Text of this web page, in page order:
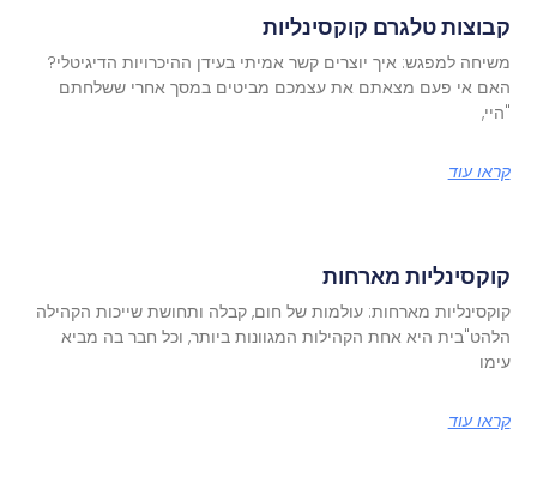
קבוצות טלגרם קוקסינליות
משיחה למפגש: איך יוצרים קשר אמיתי בעידן ההיכרויות הדיגיטלי?
האם אי פעם מצאתם את עצמכם מביטים במסך אחרי ששלחתם
"היי,
קראו עוד
קוקסינליות מארחות
קוקסינליות מארחות: עולמות של חום, קבלה ותחושת שייכות הקהילה
הלהט"בית היא אחת הקהילות המגוונות ביותר, וכל חבר בה מביא
עימו
קראו עוד